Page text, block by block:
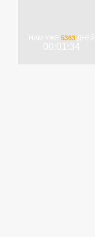
НАМ УЖЕ 5363ДНЕЙ
00:01:35